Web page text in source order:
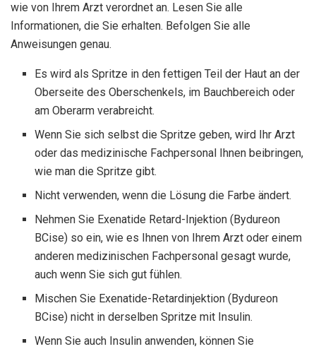
wie von Ihrem Arzt verordnet an. Lesen Sie alle
Informationen, die Sie erhalten. Befolgen Sie alle
Anweisungen genau.
Es wird als Spritze in den fettigen Teil der Haut an der
Oberseite des Oberschenkels, im Bauchbereich oder
am Oberarm verabreicht.
Wenn Sie sich selbst die Spritze geben, wird Ihr Arzt
oder das medizinische Fachpersonal Ihnen beibringen,
wie man die Spritze gibt.
Nicht verwenden, wenn die Lösung die Farbe ändert.
Nehmen Sie Exenatide Retard-Injektion (Bydureon
BCise) so ein, wie es Ihnen von Ihrem Arzt oder einem
anderen medizinischen Fachpersonal gesagt wurde,
auch wenn Sie sich gut fühlen.
Mischen Sie Exenatide-Retardinjektion (Bydureon
BCise) nicht in derselben Spritze mit Insulin.
Wenn Sie auch Insulin anwenden, können Sie